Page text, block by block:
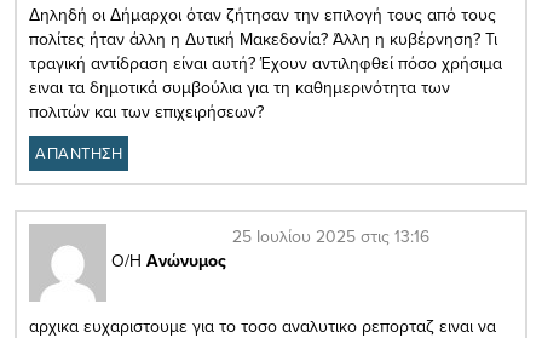
Δηληδή οι Δήμαρχοι όταν ζήτησαν την επιλογή τους από τους
πολίτες ήταν άλλη η Δυτική Μακεδονία? Άλλη η κυβέρνηση? Τι
τραγική αντίδραση είναι αυτή? Έχουν αντιληφθεί πόσο χρήσιμα
ειναι τα δημοτικά συμβούλια για τη καθημερινότητα των
πολιτών και των επιχειρήσεων?
ΑΠΑΝΤΗΣΗ
Ο/Η Ανώνυμος
25 Ιουλίου 2025 στις 13:16
αρχικα ευχαριστουμε για το τοσο αναλυτικο ρεπορταζ ειναι να